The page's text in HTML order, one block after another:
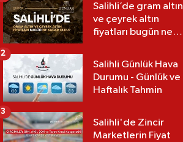
suç duyurusu
Salihli’de gram altın
ve çeyrek altın
fiyatları bugün ne
(06.08.2026)
Salihli Günlük Hava
Durumu - Günlük ve
Haftalık Tahmin
2
Salihli'de Zincir
Marketlerin Fiyat
3